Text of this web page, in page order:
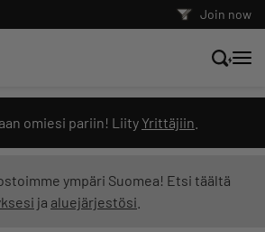
Join now
omiesi pariin! Liity Yrittäjiin
ympäri Suomea! Etsi täältä
ja aluejärjestösi
content and training